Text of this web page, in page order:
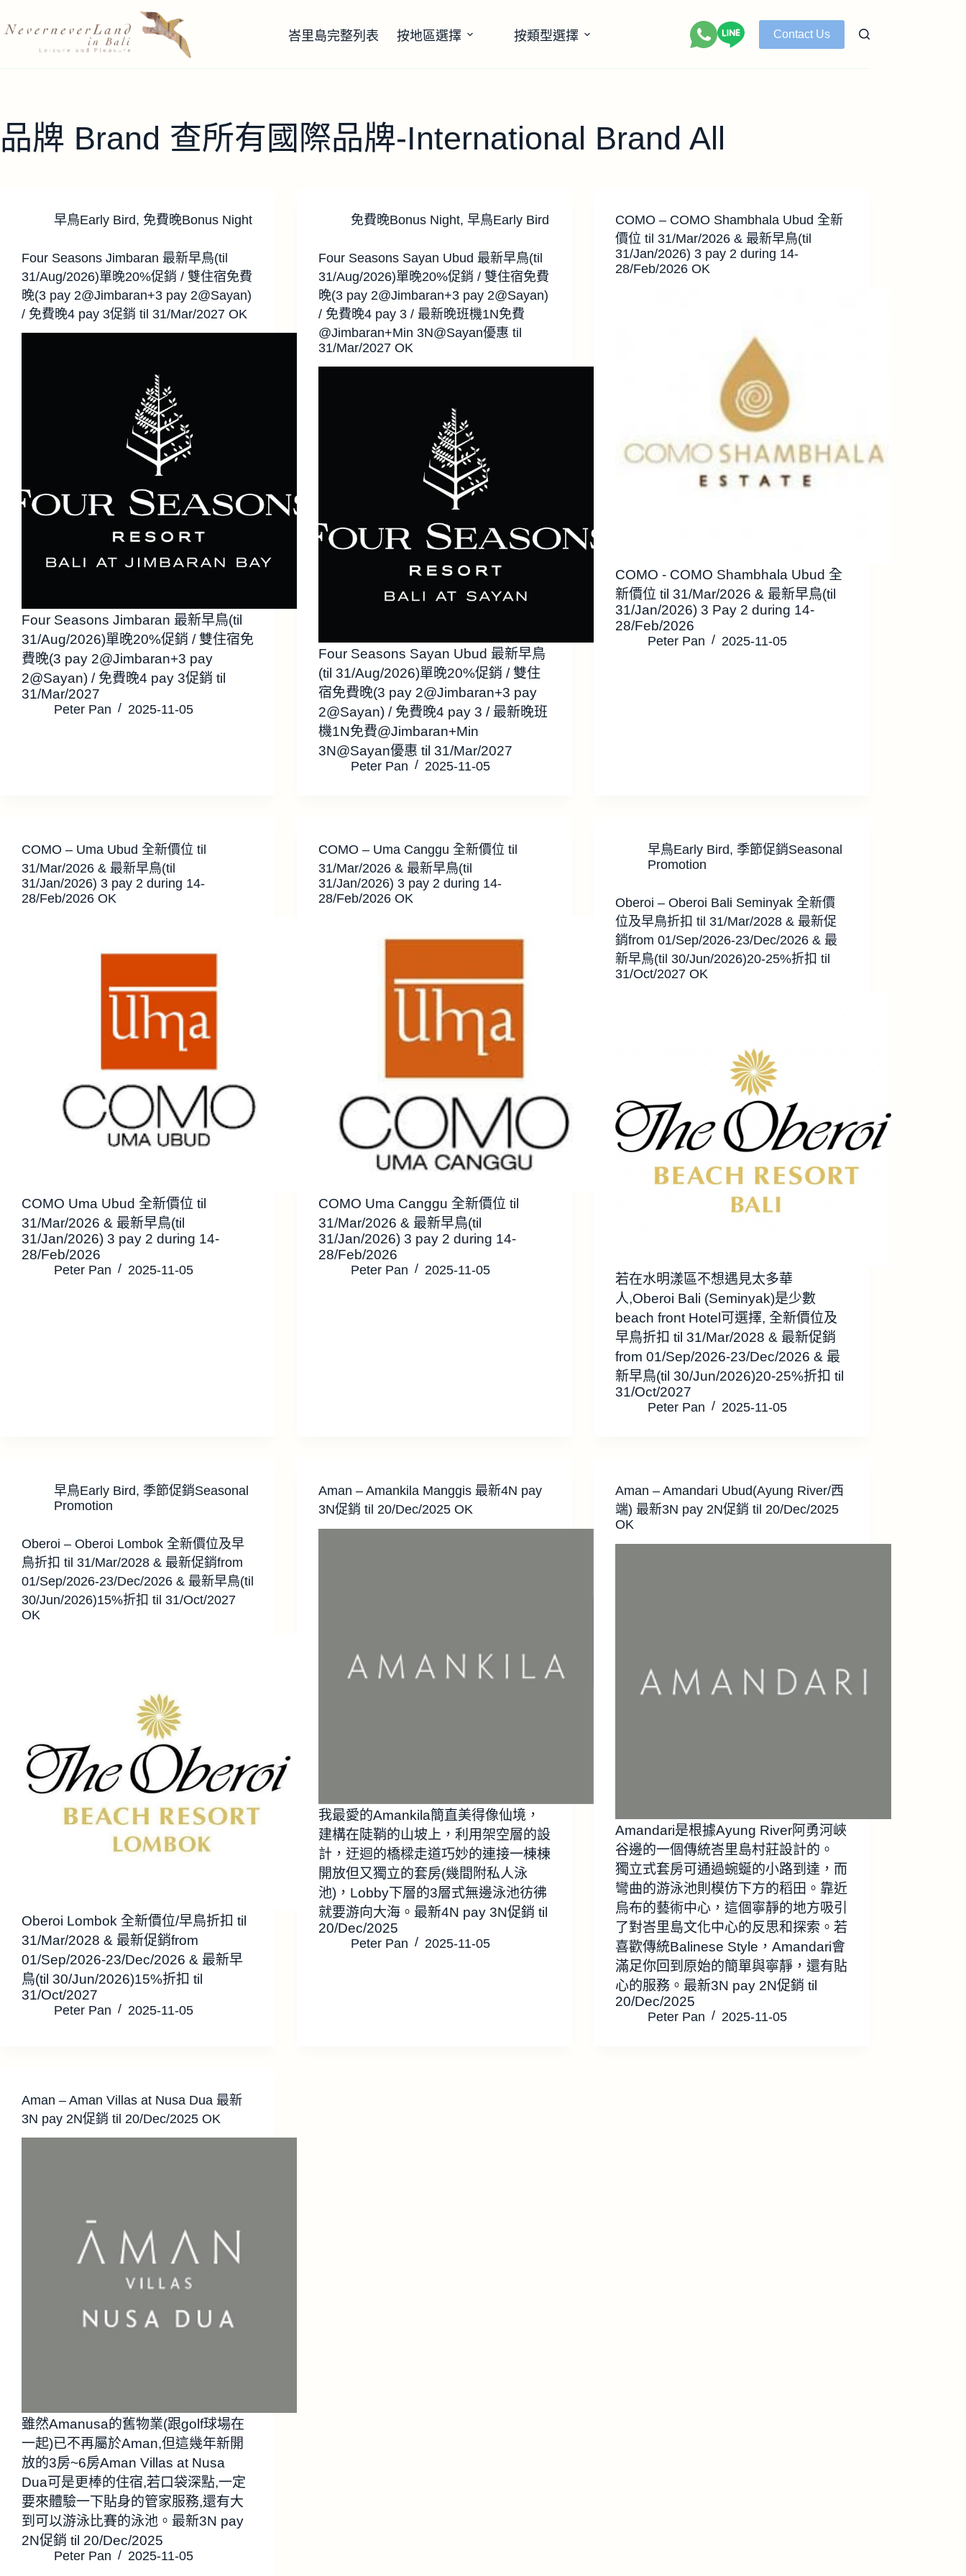
至
峇里島完整列表 按地區選擇 按類型選擇 Contact Us
品牌 Brand 查所有國際品牌-International Brand All
早鳥Early Bird, 免費晚Bonus Night
Four Seasons Jimbaran 最新早鳥(til
31/Aug/2026)單晚20%促銷 / 雙住宿免費
晚(3 pay 2@Jimbaran+3 pay 2@Sayan)
/ 免費晚4 pay 3促銷 til 31/Mar/2027 OK
Four Seasons Jimbaran 最新早鳥(til
31/Aug/2026)單晚20%促銷 / 雙住宿免
費晚(3 pay 2@Jimbaran+3 pay
2@Sayan) / 免費晚4 pay 3促銷 til
31/Mar/2027
Peter Pan 2025-11-05
免費晚Bonus Night,早鳥Early Bird
Four Seasons Sayan Ubud 最新早鳥(til
31/Aug/2026)單晚20%促銷 / 雙住宿免費
晚(3 pay 2@Jimbaran+3 pay 2@Sayan)
/ 免費晚4 pay 3 / 最新晚班機1N免費
@Jimbaran+Min 3N@Sayan優惠 til
31/Mar/2027 OK
Four Seasons Sayan Ubud 最新早鳥
(til 31/Aug/2026)單晚20%促銷 / 雙住
宿免費晚(3 pay 2@Jimbaran+3 pay
2@Sayan) / 免費晚4 pay 3 / 最新晚班
機1N免費@Jimbaran+Min
3N@Sayan優惠 til 31/Mar/2027
Peter Pan 2025-11-05
COMO – COMO Shambhala Ubud 全新
價位 til 31/Mar/2026 & 最新早鳥(til
31/Jan/2026) 3 pay 2 during 14-
28/Feb/2026 OK
COMO - COMO Shambhala Ubud 全
新價位 til 31/Mar/2026 & 最新早鳥(til
31/Jan/2026) 3 Pay 2 during 14-
28/Feb/2026
Peter Pan 2025-11-05
COMO – Uma Ubud 全新價位 til
31/Mar/2026 & 最新早鳥(til
31/Jan/2026) 3 pay 2 during 14-
28/Feb/2026 OK
COMO Uma Ubud 全新價位 til
31/Mar/2026 & 最新早鳥(til
31/Jan/2026) 3 pay 2 during 14-
28/Feb/2026
Peter Pan 2025-11-05
COMO – Uma Canggu 全新價位 til
31/Mar/2026 & 最新早鳥(til
31/Jan/2026) 3 pay 2 during 14-
28/Feb/2026 OK
COMO Uma Canggu 全新價位 til
31/Mar/2026 & 最新早鳥(til
31/Jan/2026) 3 pay 2 during 14-
28/Feb/2026
Peter Pan 2025-11-05
早鳥Early Bird, 季節促銷Seasonal
Promotion
Oberoi – Oberoi Bali Seminyak 全新價
位及早鳥折扣 til 31/Mar/2028 & 最新促
銷from 01/Sep/2026-23/Dec/2026 & 最
新早鳥(til 30/Jun/2026)20-25%折扣 til
31/Oct/2027 OK
若在水明漾區不想遇見太多華
人,Oberoi Bali (Seminyak)是少數
beach front Hotel可選擇, 全新價位及
早鳥折扣 til 31/Mar/2028 & 最新促銷
from 01/Sep/2026-23/Dec/2026 & 最
新早鳥(til 30/Jun/2026)20-25%折扣 til
31/Oct/2027
Peter Pan 2025-11-05
早鳥Early Bird, 季節促銷Seasonal
Promotion
Oberoi – Oberoi Lombok 全新價位及早
鳥折扣 til 31/Mar/2028 & 最新促銷from
01/Sep/2026-23/Dec/2026 & 最新早鳥(til
30/Jun/2026)15%折扣 til 31/Oct/2027
OK
Oberoi Lombok 全新價位/早鳥折扣 til
31/Mar/2028 & 最新促銷from
01/Sep/2026-23/Dec/2026 & 最新早
鳥(til 30/Jun/2026)15%折扣 til
31/Oct/2027
Peter Pan 2025-11-05
Aman – Amankila Manggis 最新4N pay
3N促銷 til 20/Dec/2025 OK
我最愛的Amankila簡直美得像仙境，
建構在陡鞘的山坡上，利用架空層的設
計，迂迴的橋樑走道巧妙的連接一棟棟
開放但又獨立的套房(幾間附私人泳
池)，Lobby下層的3層式無邊泳池彷彿
就要游向大海。最新4N pay 3N促銷 til
20/Dec/2025
Peter Pan 2025-11-05
Aman – Amandari Ubud(Ayung River/西
端) 最新3N pay 2N促銷 til 20/Dec/2025
OK
Amandari是根據Ayung River阿勇河峽
谷邊的一個傳統峇里島村莊設計的。
獨立式套房可通過蜿蜒的小路到達，而
彎曲的游泳池則模仿下方的稻田。靠近
烏布的藝術中心，這個寧靜的地方吸引
了對峇里島文化中心的反思和探索。若
喜歡傳統Balinese Style，Amandari會
滿足你回到原始的簡單與寧靜，還有貼
心的服務。最新3N pay 2N促銷 til
20/Dec/2025
Peter Pan 2025-11-05
Aman – Aman Villas at Nusa Dua 最新
3N pay 2N促銷 til 20/Dec/2025 OK
雖然Amanusa的舊物業(跟golf球場在
一起)已不再屬於Aman,但這幾年新開
放的3房~6房Aman Villas at Nusa
Dua可是更棒的住宿,若口袋深點,一定
要來體驗一下貼身的管家服務,還有大
到可以游泳比賽的泳池。最新3N pay
2N促銷 til 20/Dec/2025
Peter Pan 2025-11-05